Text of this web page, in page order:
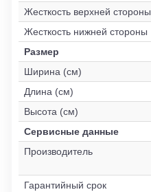
Жесткость верхней стороны
Жесткость нижней стороны
Размер
Ширина (см)
Длина (см)
Высота (см)
Сервисные данные
Производитель
Гарантийный срок